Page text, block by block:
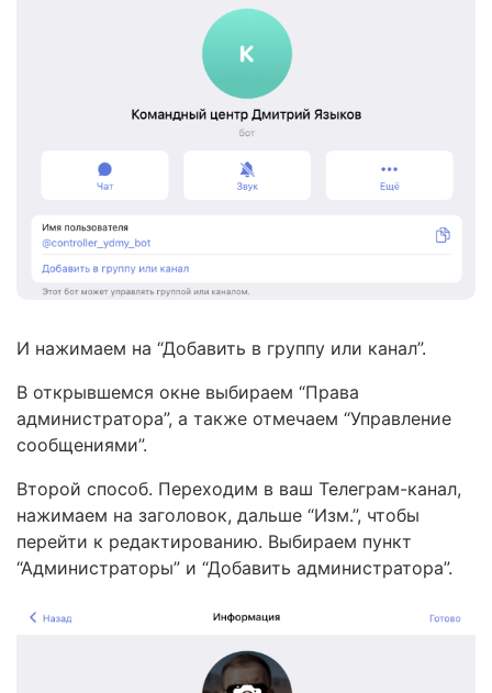
И нажимаем на “Добавить в группу или канал”.
В открывшемся окне выбираем “Права
администратора”, а также отмечаем “Управление
сообщениями”.
Второй способ. Переходим в ваш Телеграм-канал,
нажимаем на заголовок, дальше “Изм.”, чтобы
перейти к редактированию. Выбираем пункт
“Администраторы” и “Добавить администратора”.